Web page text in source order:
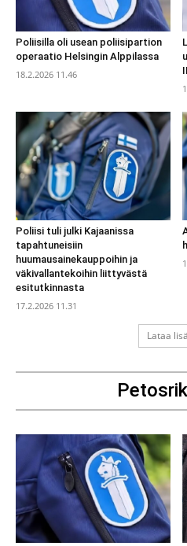
Poliisilla oli usean poliisipartion
operaatio Helsingin Alppilassa
18.2.2026 11.46
Poliisi tuli julki Kajaanissa
tapahtuneisiin
huumausainekauppoihin ja
väkivallantekoihin liittyvästä
esitutkinnasta
17.2.2026 11.31
Lataa